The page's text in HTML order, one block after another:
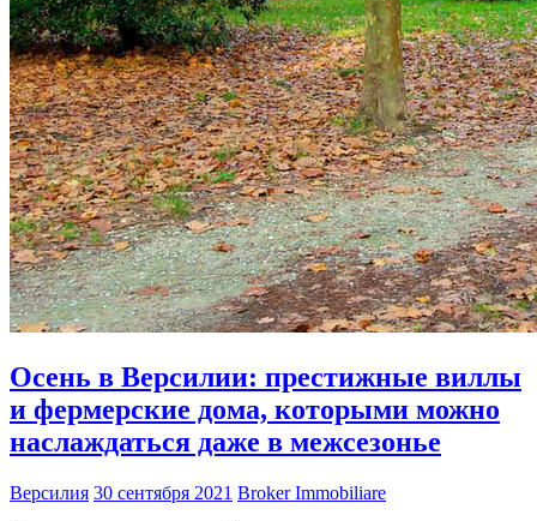
Осень в Версилии: престижные виллы
и фермерские дома, которыми можно
наслаждаться даже в межсезонье
Версилия 30 сентября 2021 Broker Immobiliare